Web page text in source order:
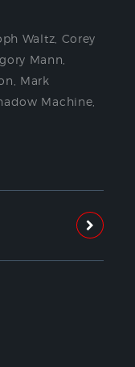
Waltz Corey
Mann
Mark
Machine